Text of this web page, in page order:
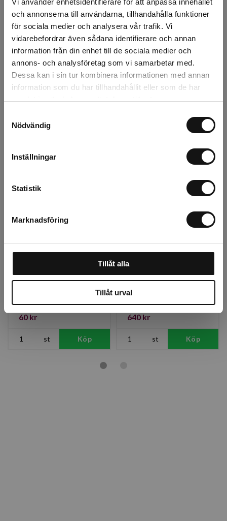
och annonserna till användarna, tillhandahålla funktioner
för sociala medier och analysera vår trafik. Vi
vidarebefordrar även sådana identifierare och annan
information från din enhet till de sociala medier och
annons- och analysföretag som vi samarbetar med.
Dessa kan i sin tur kombinera informationen med annan
information som du har tillhandahållit eller som de har
samlat in när du har använt deras tjänster.
Nödvändig
Inställningar
Statistik
Marknadsföring
Tillåt alla
Tillåt urval
Uppsala 31 st
Beskrivning
Recensioner
pallkrage som har
60 kr
st Köp
Mona Link 24
tank/startset 17,5L
640 kr
st Köp